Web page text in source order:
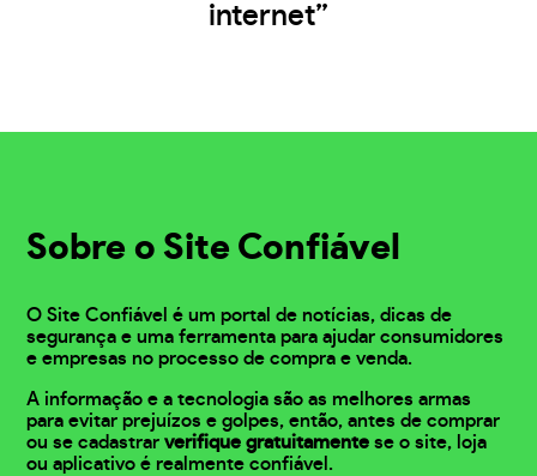
internet”
Sobre o Site Confiável
O Site Confiável é um portal de notícias, dicas de
segurança e uma ferramenta para ajudar consumidores
e empresas no processo de compra e venda.
A informação e a tecnologia são as melhores armas
para evitar prejuízos e golpes, então, antes de comprar
ou se cadastrarverifique gratuitamente se o site, loja
ou aplicativo é realmente confiável.